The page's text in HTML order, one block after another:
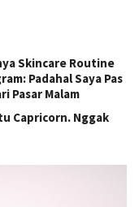
Skincare Routine
Padahal Saya Pas
Pasar Malam
Capricorn. Nggak